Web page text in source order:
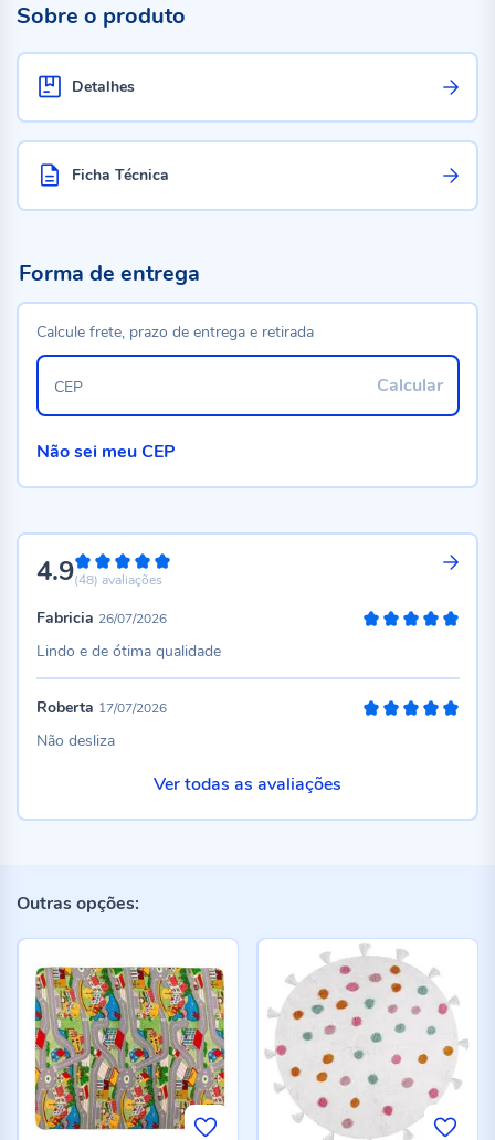
Sobre o produto
Detalhes
Ficha Técnica
4.998%
(48) avaliações
Fabricia 26/07/2026
Lindo e de ótima qualidade
Roberta 17/07/2026
Não desliza
Ver todas as avaliações
Forma de entrega
Calcule frete, prazo de entrega e retirada
Calcular
CEP
Não sei meu CEP
Outras opções: